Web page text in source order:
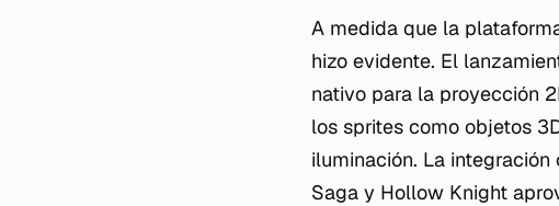
A medida que la
hizo evidente. El
nativo para la proyección
los sprites como objetos
iluminación. La
Saga y Hollow Knight